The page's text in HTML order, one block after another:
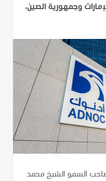
وجمهورية الصين،
السمو الشيخ محمد